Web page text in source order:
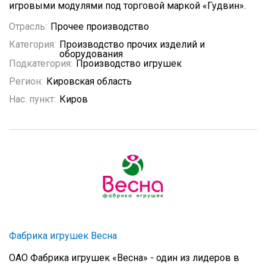
игровыми модулями под торговой маркой «Гудвин».
Отрасль: Прочее производство
Категория: Производство прочих изделий и
оборудования
Подкатегория: Производство игрушек
Регион: Кировская область
Нас. пункт: Киров
Фабрика игрушек Весна
ОАО Фабрика игрушек «Весна» - один из лидеров в